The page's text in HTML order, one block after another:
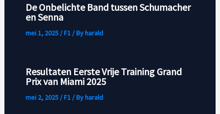
De Onbelichte Band tussen Schumacher
en Senna
mei 1, 2025/F1/ Byharald
Resultaten Eerste Vrije Training Grand
Prix van Miami 2025
mei 2, 2025/F1/ Byharald